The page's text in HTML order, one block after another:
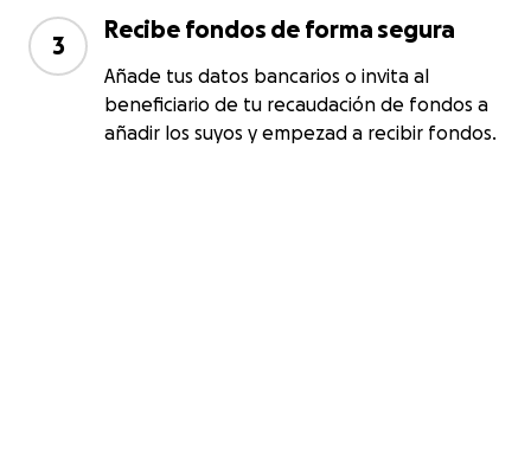
3
Recibe fondos de forma segura
Añade tus datos bancarios o invita al
beneficiario de tu recaudación de fondos a
añadir los suyos y empezad a recibir fondos.